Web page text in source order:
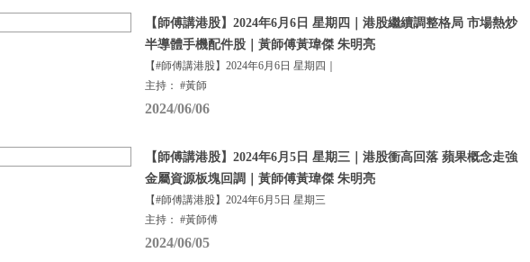
【師傅講港股】2024年6月6日 星期四｜港股繼續調整格局 市場熱炒
半導體手機配件股｜黃師傅黃瑋傑 朱明亮
【#師傅講港股】2024年6月6日 星期四｜
主持： #黃師
2024/06/06
【師傅講港股】2024年6月5日 星期三｜港股衝高回落 蘋果概念走強
金屬資源板塊回調｜黃師傅黃瑋傑 朱明亮
【#師傅講港股】2024年6月5日 星期三
主持： #黃師傅
2024/06/05